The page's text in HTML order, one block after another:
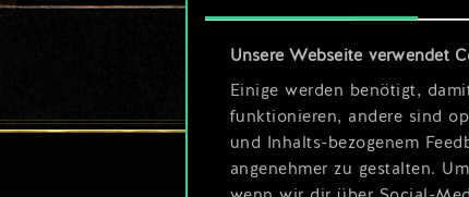
Unsere Webseite verwendet
Einige werden benötigt,
funktionieren, andere sind
und Inhalts-bezogenem
angenehmer zu gestalten.